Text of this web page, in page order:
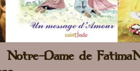
Notre-Dame de Fatima